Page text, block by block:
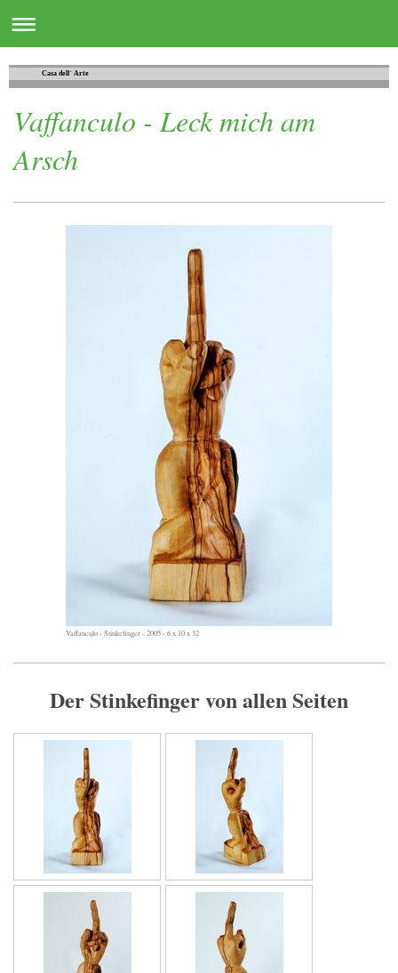
Casa dell´ Arte
Vaffanculo - Leck mich am
Arsch
Vaffanculo - Stinkefinger - 2005 - 6 x 10 x 32
Der Stinkefinger von allen Seiten